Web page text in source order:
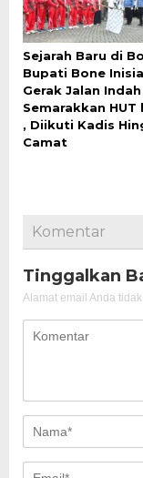
Sejarah Baru di
Bupati Bone
Gerak Jalan Indah
Semarakkan HUT
, Diikuti Kadis
Camat
Komentar
Tinggalkan
Alamat email Anda